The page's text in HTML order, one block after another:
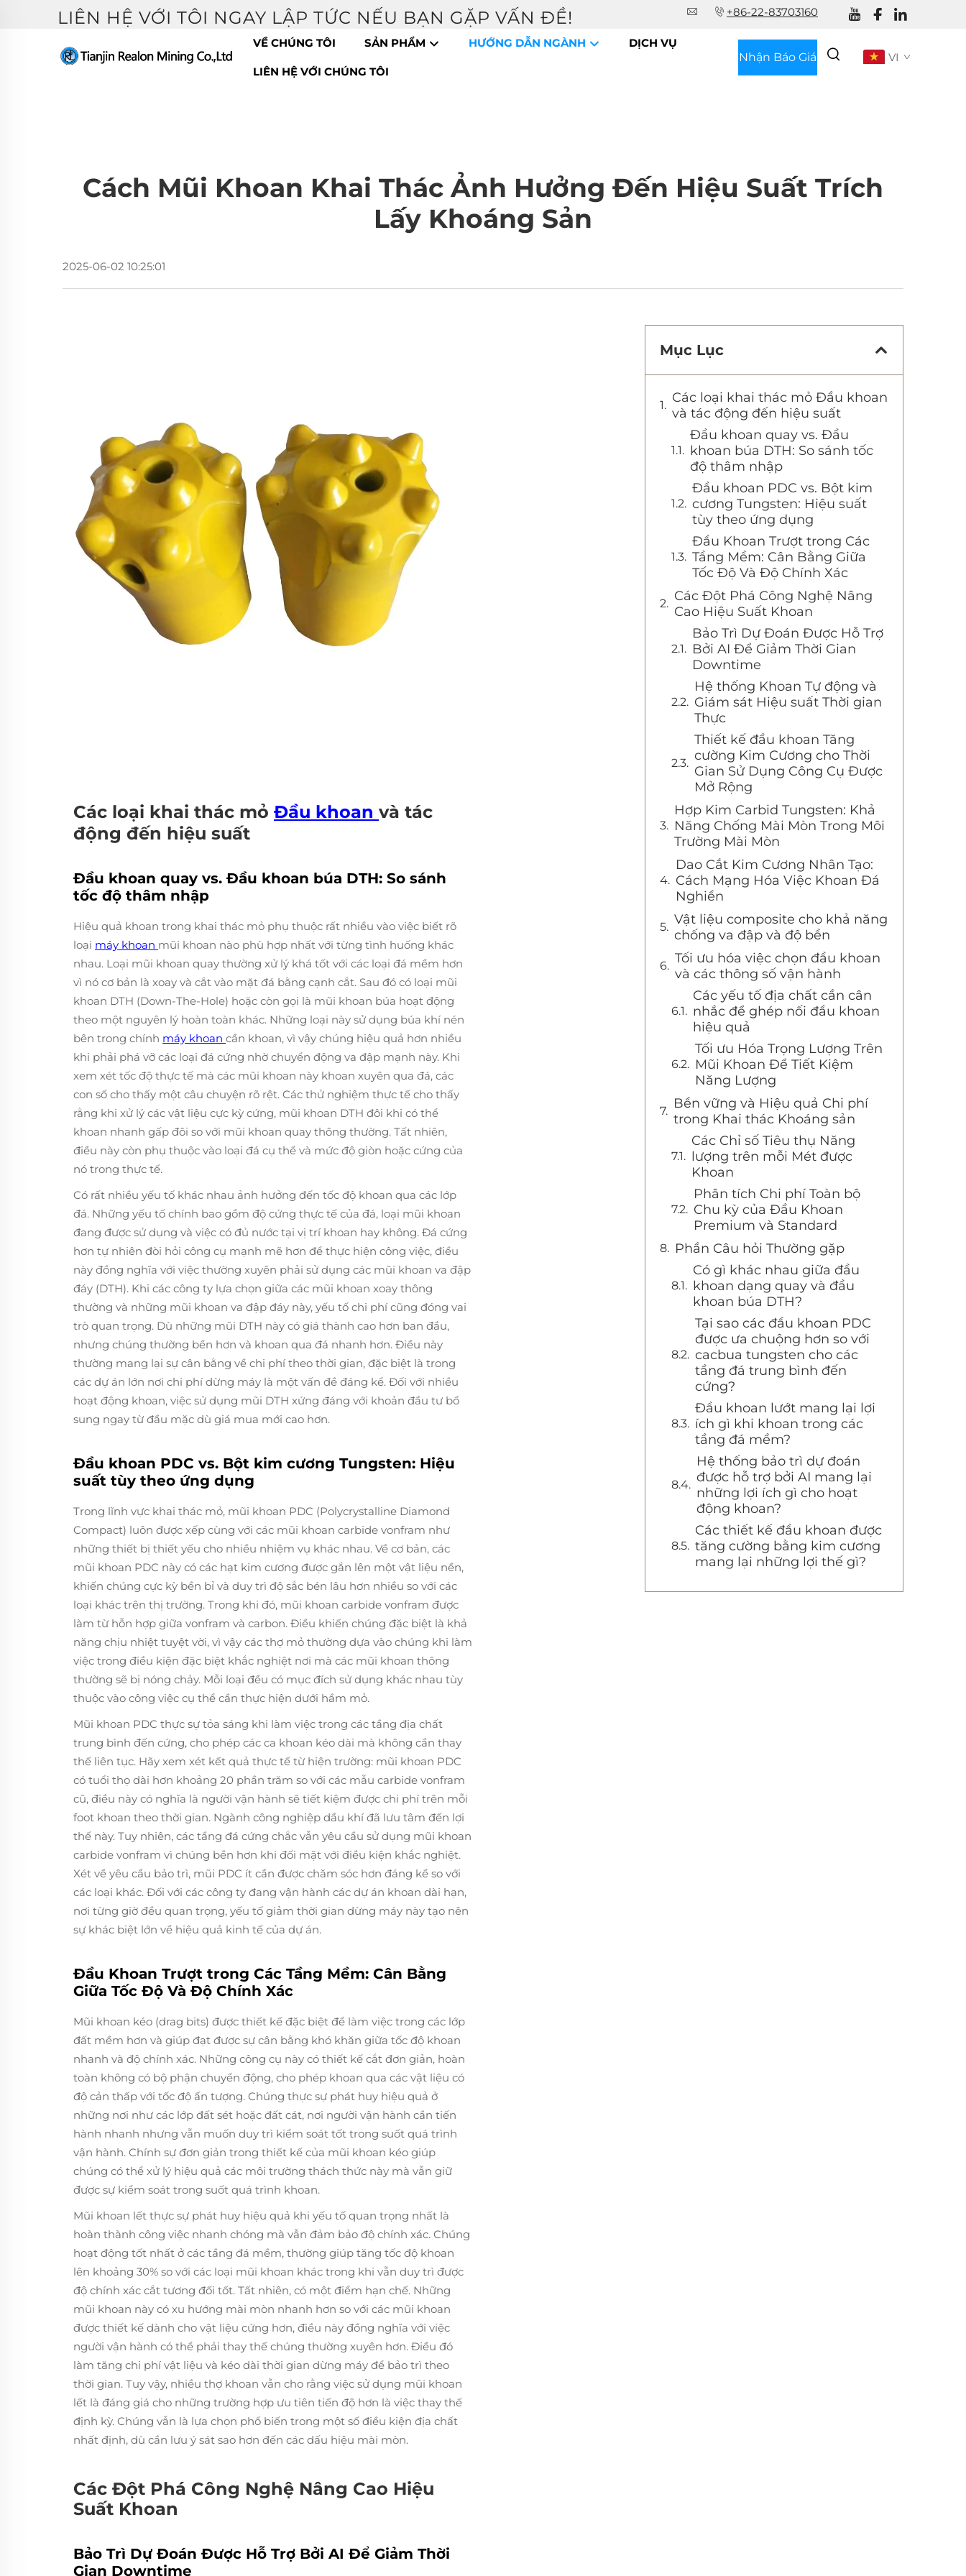
LIÊN HỆ VỚI TÔI NGAY LẬP TỨC NẾU BẠN GẶP VẤN ĐỀ! +86-22-83703160
VỀ CHÚNG TÔI SẢN PHẨM HƯỚNG DẪN NGÀNH DỊCH VỤ
LIÊN HỆ VỚI CHÚNG TÔI
Nhận Báo Giá VI
Cách Mũi Khoan Khai Thác Ảnh Hưởng Đến Hiệu Suất Trích
Lấy Khoáng Sản
2025-06-02 10:25:01
Mục Lục
Các loại khai thác mỏ Đầu khoan
và tác động đến hiệu suất
Đầu khoan quay vs. Đầu
khoan búa DTH: So sánh tốc
độ thâm nhập
Đầu khoan PDC vs. Bột kim
cương Tungsten: Hiệu suất
tùy theo ứng dụng
Đầu Khoan Trượt trong Các
Tầng Mềm: Cân Bằng Giữa
Tốc Độ Và Độ Chính Xác
Các Đột Phá Công Nghệ Nâng
Cao Hiệu Suất Khoan
Bảo Trì Dự Đoán Được Hỗ Trợ
Bởi AI Để Giảm Thời Gian
Downtime
Hệ thống Khoan Tự động và
Giám sát Hiệu suất Thời gian
Thực
Thiết kế đầu khoan Tăng
cường Kim Cương cho Thời
Gian Sử Dụng Công Cụ Được
Mở Rộng
Hợp Kim Carbid Tungsten: Khả
Năng Chống Mài Mòn Trong Môi
Trường Mài Mòn
Dao Cắt Kim Cương Nhân Tạo:
Cách Mạng Hóa Việc Khoan Đá
Nghiền
Vật liệu composite cho khả năng
chống va đập và độ bền
Tối ưu hóa việc chọn đầu khoan
và các thông số vận hành
Các yếu tố địa chất cần cân
nhắc để ghép nối đầu khoan
hiệu quả
Tối ưu Hóa Trọng Lượng Trên
Mũi Khoan Để Tiết Kiệm
Năng Lượng
Bền vững và Hiệu quả Chi phí
trong Khai thác Khoáng sản
Các Chỉ số Tiêu thụ Năng
lượng trên mỗi Mét được
Khoan
Phân tích Chi phí Toàn bộ
Chu kỳ của Đầu Khoan
Premium và Standard
Phần Câu hỏi Thường gặp
Có gì khác nhau giữa đầu
khoan dạng quay và đầu
khoan búa DTH?
Tại sao các đầu khoan PDC
được ưa chuộng hơn so với
cacbua tungsten cho các
tầng đá trung bình đến
cứng?
Đầu khoan lướt mang lại lợi
ích gì khi khoan trong các
tầng đá mềm?
Hệ thống bảo trì dự đoán
được hỗ trợ bởi AI mang lại
những lợi ích gì cho hoạt
động khoan?
Các thiết kế đầu khoan được
tăng cường bằng kim cương
mang lại những lợi thế gì?
Các loại khai thác mỏ Đầu khoan và tác
động đến hiệu suất
Đầu khoan quay vs. Đầu khoan búa DTH: So sánh
tốc độ thâm nhập
Hiệu quả khoan trong khai thác mỏ phụ thuộc rất nhiều vào việc biết rõ
loại máy khoan mũi khoan nào phù hợp nhất với từng tình huống khác
nhau. Loại mũi khoan quay thường xử lý khá tốt với các loại đá mềm hơn
vì nó cơ bản là xoay và cắt vào mặt đá bằng cạnh cắt. Sau đó có loại mũi
khoan DTH (Down-The-Hole) hoặc còn gọi là mũi khoan búa hoạt động
theo một nguyên lý hoàn toàn khác. Những loại này sử dụng búa khí nén
bên trong chính máy khoan cần khoan, vì vậy chúng hiệu quả hơn nhiều
khi phải phá vỡ các loại đá cứng nhờ chuyển động va đập mạnh này. Khi
xem xét tốc độ thực tế mà các mũi khoan này khoan xuyên qua đá, các
con số cho thấy một câu chuyện rõ rệt. Các thử nghiệm thực tế cho thấy
rằng khi xử lý các vật liệu cực kỳ cứng, mũi khoan DTH đôi khi có thể
khoan nhanh gấp đôi so với mũi khoan quay thông thường. Tất nhiên,
điều này còn phụ thuộc vào loại đá cụ thể và mức độ giòn hoặc cứng của
nó trong thực tế.
Có rất nhiều yếu tố khác nhau ảnh hưởng đến tốc độ khoan qua các lớp
đá. Những yếu tố chính bao gồm độ cứng thực tế của đá, loại mũi khoan
đang được sử dụng và việc có đủ nước tại vị trí khoan hay không. Đá cứng
hơn tự nhiên đòi hỏi công cụ mạnh mẽ hơn để thực hiện công việc, điều
này đồng nghĩa với việc thường xuyên phải sử dụng các mũi khoan va đập
đáy (DTH). Khi các công ty lựa chọn giữa các mũi khoan xoay thông
thường và những mũi khoan va đập đáy này, yếu tố chi phí cũng đóng vai
trò quan trọng. Dù những mũi DTH này có giá thành cao hơn ban đầu,
nhưng chúng thường bền hơn và khoan qua đá nhanh hơn. Điều này
thường mang lại sự cân bằng về chi phí theo thời gian, đặc biệt là trong
các dự án lớn nơi chi phí dừng máy là một vấn đề đáng kể. Đối với nhiều
hoạt động khoan, việc sử dụng mũi DTH xứng đáng với khoản đầu tư bổ
sung ngay từ đầu mặc dù giá mua mới cao hơn.
Đầu khoan PDC vs. Bột kim cương Tungsten: Hiệu
suất tùy theo ứng dụng
Trong lĩnh vực khai thác mỏ, mũi khoan PDC (Polycrystalline Diamond
Compact) luôn được xếp cùng với các mũi khoan carbide vonfram như
những thiết bị thiết yếu cho nhiều nhiệm vụ khác nhau. Về cơ bản, các
mũi khoan PDC này có các hạt kim cương được gắn lên một vật liệu nền,
khiến chúng cực kỳ bền bỉ và duy trì độ sắc bén lâu hơn nhiều so với các
loại khác trên thị trường. Trong khi đó, mũi khoan carbide vonfram được
làm từ hỗn hợp giữa vonfram và carbon. Điều khiến chúng đặc biệt là khả
năng chịu nhiệt tuyệt vời, vì vậy các thợ mỏ thường dựa vào chúng khi làm
việc trong điều kiện đặc biệt khắc nghiệt nơi mà các mũi khoan thông
thường sẽ bị nóng chảy. Mỗi loại đều có mục đích sử dụng khác nhau tùy
thuộc vào công việc cụ thể cần thực hiện dưới hầm mỏ.
Mũi khoan PDC thực sự tỏa sáng khi làm việc trong các tầng địa chất
trung bình đến cứng, cho phép các ca khoan kéo dài mà không cần thay
thế liên tục. Hãy xem xét kết quả thực tế từ hiện trường: mũi khoan PDC
có tuổi thọ dài hơn khoảng 20 phần trăm so với các mẫu carbide vonfram
cũ, điều này có nghĩa là người vận hành sẽ tiết kiệm được chi phí trên mỗi
foot khoan theo thời gian. Ngành công nghiệp dầu khí đã lưu tâm đến lợi
thế này. Tuy nhiên, các tầng đá cứng chắc vẫn yêu cầu sử dụng mũi khoan
carbide vonfram vì chúng bền hơn khi đối mặt với điều kiện khắc nghiệt.
Xét về yêu cầu bảo trì, mũi PDC ít cần được chăm sóc hơn đáng kể so với
các loại khác. Đối với các công ty đang vận hành các dự án khoan dài hạn,
nơi từng giờ đều quan trọng, yếu tố giảm thời gian dừng máy này tạo nên
sự khác biệt lớn về hiệu quả kinh tế của dự án.
Đầu Khoan Trượt trong Các Tầng Mềm: Cân Bằng
Giữa Tốc Độ Và Độ Chính Xác
Mũi khoan kéo (drag bits) được thiết kế đặc biệt để làm việc trong các lớp
đất mềm hơn và giúp đạt được sự cân bằng khó khăn giữa tốc độ khoan
nhanh và độ chính xác. Những công cụ này có thiết kế cắt đơn giản, hoàn
toàn không có bộ phận chuyển động, cho phép khoan qua các vật liệu có
độ cản thấp với tốc độ ấn tượng. Chúng thực sự phát huy hiệu quả ở
những nơi như các lớp đất sét hoặc đất cát, nơi người vận hành cần tiến
hành nhanh nhưng vẫn muốn duy trì kiểm soát tốt trong suốt quá trình
vận hành. Chính sự đơn giản trong thiết kế của mũi khoan kéo giúp
chúng có thể xử lý hiệu quả các môi trường thách thức này mà vẫn giữ
được sự kiểm soát trong suốt quá trình khoan.
Mũi khoan lết thực sự phát huy hiệu quả khi yếu tố quan trọng nhất là
hoàn thành công việc nhanh chóng mà vẫn đảm bảo độ chính xác. Chúng
hoạt động tốt nhất ở các tầng đá mềm, thường giúp tăng tốc độ khoan
lên khoảng 30% so với các loại mũi khoan khác trong khi vẫn duy trì được
độ chính xác cắt tương đối tốt. Tất nhiên, có một điểm hạn chế. Những
mũi khoan này có xu hướng mài mòn nhanh hơn so với các mũi khoan
được thiết kế dành cho vật liệu cứng hơn, điều này đồng nghĩa với việc
người vận hành có thể phải thay thế chúng thường xuyên hơn. Điều đó
làm tăng chi phí vật liệu và kéo dài thời gian dừng máy để bảo trì theo
thời gian. Tuy vậy, nhiều thợ khoan vẫn cho rằng việc sử dụng mũi khoan
lết là đáng giá cho những trường hợp ưu tiên tiến độ hơn là việc thay thế
định kỳ. Chúng vẫn là lựa chọn phổ biến trong một số điều kiện địa chất
nhất định, dù cần lưu ý sát sao hơn đến các dấu hiệu mài mòn.
Các Đột Phá Công Nghệ Nâng Cao Hiệu
Suất Khoan
Bảo Trì Dự Đoán Được Hỗ Trợ Bởi AI Để Giảm Thời
Gian Downtime